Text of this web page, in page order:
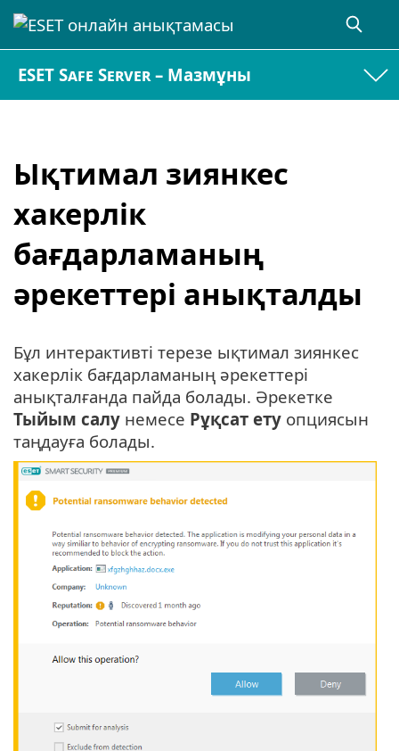
ESET Safe Server – Мазмұны
Ықтимал зиянкес
хакерлік
бағдарламаның
әрекеттері анықталды
Бұл интерактивті терезе ықтимал зиянкес
хакерлік бағдарламаның әрекеттері
анықталғанда пайда болады. Әрекетке
Тыйым салу немесе Рұқсат ету опциясын
таңдауға болады.